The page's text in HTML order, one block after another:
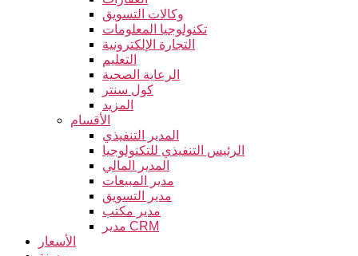
وكالات التسويق
تكنولوجيا المعلومات
التجارة الإلكترونية
التعليم
الرعاية الصحية
كول سنتر
المزيد
الأقسام
المدير التنفيذي
الرئيس التنفيذي للتكنولوجيا
المدير المالي
مدير المبيعات
مدير التسويق
مدير مكتب
مدير CRM
الأسعار